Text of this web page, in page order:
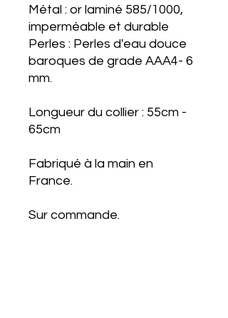
Métal : or laminé 585/1000,
imperméable et durable
Perles : Perles d'eau douce
baroques de grade AAA4- 6
mm.
Longueur du collier : 55cm -
65cm
Fabriqué à la main en
France.
Sur commande.